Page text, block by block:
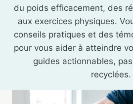
du poids efficacement, des
aux exercices physiques.
conseils pratiques et des
pour vous aider à atteindre
guides actionnables,
recyclées.